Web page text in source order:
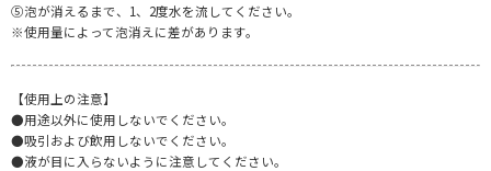
⑤泡が消えるまで、1、2度水を流してください。
※使用量によって泡消えに差があります。
【使用上の注意】
●用途以外に使用しないでください。
●吸引および飲用しないでください。
●液が目に入らないように注意してください。